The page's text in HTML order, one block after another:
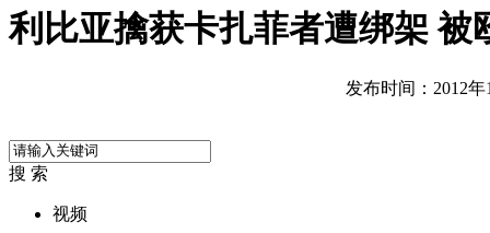
利比亚擒获卡扎菲者遭绑架 被
发布时间：2012年
搜 索
视频